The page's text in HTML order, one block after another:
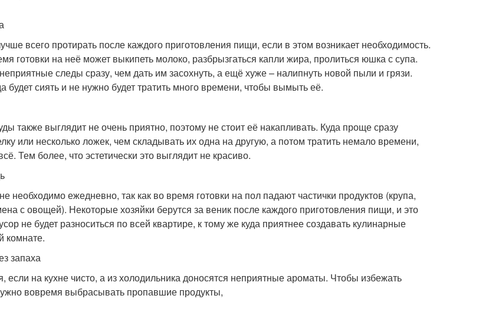
всего протирать после каждого приготовления пищи, если в этом возникает необходимость.
готовки на неё может выкипеть молоко, разбрызгаться капли жира, пролиться юшка с супа.
следы сразу, чем дать им засохнуть, а ещё хуже – налипнуть новой пыли и грязи.
будет сиять и не нужно будет тратить много времени, чтобы вымыть её.
также выглядит не очень приятно, поэтому не стоит её накапливать. Куда проще сразу
или несколько ложек, чем складывать их одна на другую, а потом тратить немало времени,
Тем более, что эстетически это выглядит не красиво.
необходимо ежедневно, так как во время готовки на пол падают частички продуктов (крупа,
с овощей). Некоторые хозяйки берутся за веник после каждого приготовления пищи, и это
не будет разноситься по всей квартире, к тому же куда приятнее создавать кулинарные
комнате.
запаха
если на кухне чисто, а из холодильника доносятся неприятные ароматы. Чтобы избежать
вовремя выбрасывать пропавшие продукты,